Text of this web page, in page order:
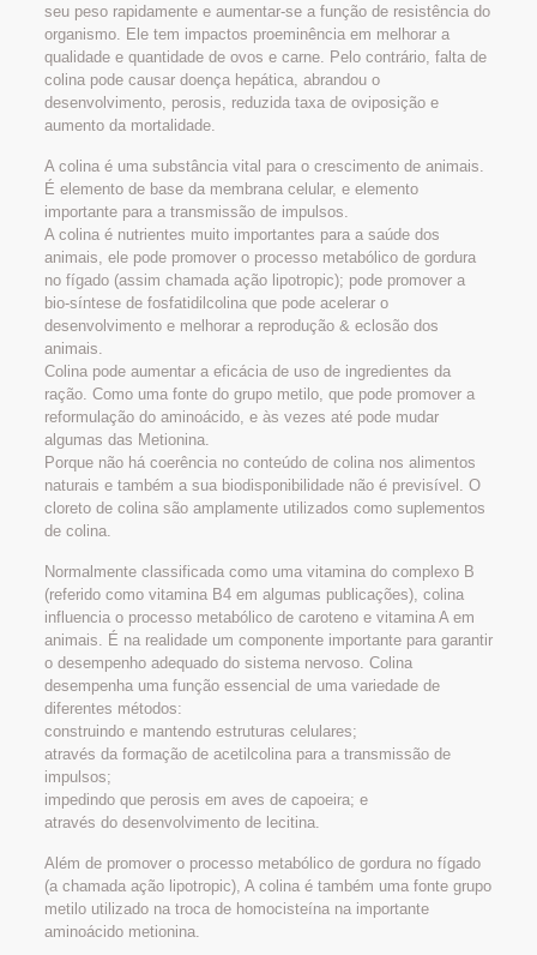
seu peso rapidamente e aumentar-se a função de resistência do
organismo. Ele tem impactos proeminência em melhorar a
qualidade e quantidade de ovos e carne. Pelo contrário, falta de
colina pode causar doença hepática, abrandou o
desenvolvimento, perosis, reduzida taxa de oviposição e
aumento da mortalidade.
A colina é uma substância vital para o crescimento de animais.
É elemento de base da membrana celular, e elemento
importante para a transmissão de impulsos.
A colina é nutrientes muito importantes para a saúde dos
animais, ele pode promover o processo metabólico de gordura
no fígado (assim chamada ação lipotropic); pode promover a
bio-síntese de fosfatidilcolina que pode acelerar o
desenvolvimento e melhorar a reprodução & eclosão dos
animais.
Colina pode aumentar a eficácia de uso de ingredientes da
ração. Como uma fonte do grupo metilo, que pode promover a
reformulação do aminoácido, e às vezes até pode mudar
algumas das Metionina.
Porque não há coerência no conteúdo de colina nos alimentos
naturais e também a sua biodisponibilidade não é previsível. O
cloreto de colina são amplamente utilizados como suplementos
de colina.
Normalmente classificada como uma vitamina do complexo B
(referido como vitamina B4 em algumas publicações), colina
influencia o processo metabólico de caroteno e vitamina A em
animais. É na realidade um componente importante para garantir
o desempenho adequado do sistema nervoso. Colina
desempenha uma função essencial de uma variedade de
diferentes métodos:
construindo e mantendo estruturas celulares;
através da formação de acetilcolina para a transmissão de
impulsos;
impedindo que perosis em aves de capoeira; e
através do desenvolvimento de lecitina.
Além de promover o processo metabólico de gordura no fígado
(a chamada ação lipotropic), A colina é também uma fonte grupo
metilo utilizado na troca de homocisteína na importante
aminoácido metionina.